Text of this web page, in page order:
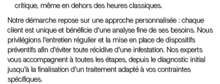
critique, même en dehors des heures classiques.
Notre démarche repose sur une approche personnalisée : chaque
client est unique et bénéficie d'une analyse fine de ses besoins. Nous
privilégions l'entretien régulier et la mise en place de dispositifs
préventifs afin d'éviter toute récidive d'une infestation. Nos experts
vous accompagnent à toutes les étapes, depuis le diagnostic initial
jusqu'à la finalisation d'un traitement adapté à vos contraintes
spécifiques.